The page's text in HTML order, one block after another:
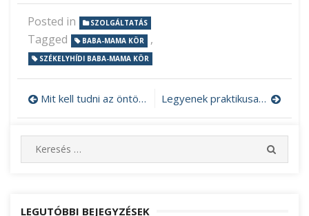
Posted in SZOLGÁLTATÁS
Tagged BABA-MAMA KÖR ,
SZÉKELYHÍDI BABA-MAMA KÖR
Bejegyzés
navigáció
Mit kell tudni az öntözőrendszer telepítésről? Legyenek praktikusak a fürdőszobai ajándéktárgyak!
e
c
E
LEGUTÓBBI BEJEGYZÉSEK